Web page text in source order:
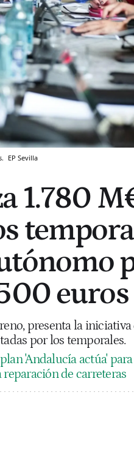
EP Sevilla
1.780
euros
presenta la
por los temporales.
'Andalucía actúa'
de carreteras